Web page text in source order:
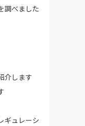
調べました
介します
ギュレーシ